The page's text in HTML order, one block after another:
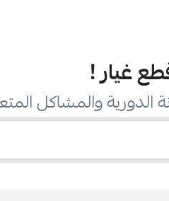
غيار!
الدورية والمشاكل